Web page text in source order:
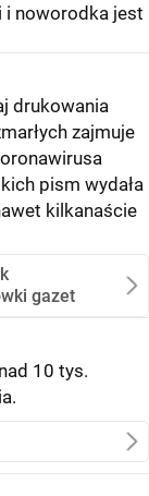
i noworodka jest
drukowania
zajmuje
pism wydała
kilkanaście
gazet
10 tys.